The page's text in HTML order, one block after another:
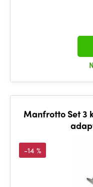
Manfrotto Set 3
-14 %